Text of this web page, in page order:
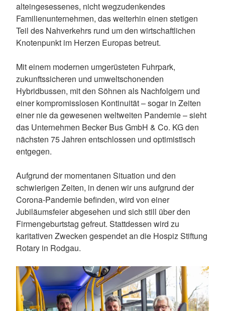
alteingesessenes, nicht wegzudenkendes
Familienunternehmen, das weiterhin einen stetigen
Teil des Nahverkehrs rund um den wirtschaftlichen
Knotenpunkt im Herzen Europas betreut.
Mit einem modernen umgerüsteten Fuhrpark,
zukunftssicheren und umweltschonenden
Hybridbussen, mit den Söhnen als Nachfolgern und
einer kompromisslosen Kontinuität – sogar in Zeiten
einer nie da gewesenen weltweiten Pandemie – sieht
das Unternehmen Becker Bus GmbH & Co. KG den
nächsten 75 Jahren entschlossen und optimistisch
entgegen.
Aufgrund der momentanen Situation und den
schwierigen Zeiten, in denen wir uns aufgrund der
Corona-Pandemie befinden, wird von einer
Jubiläumsfeier abgesehen und sich still über den
Firmengeburtstag gefreut. Stattdessen wird zu
karitativen Zwecken gespendet an die Hospiz Stiftung
Rotary in Rodgau.